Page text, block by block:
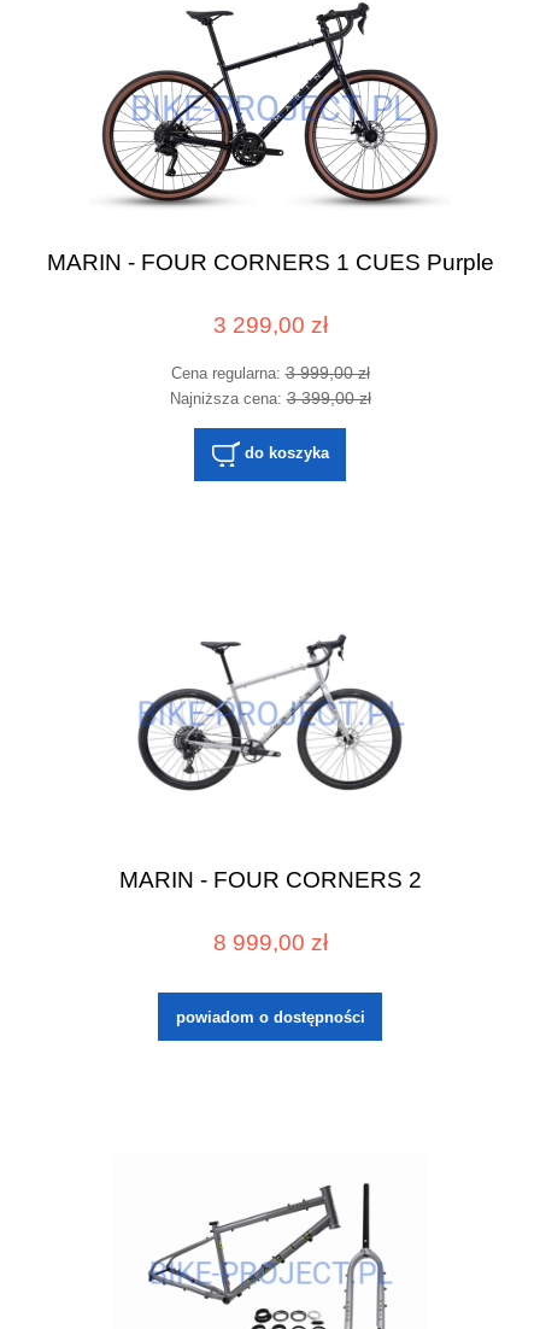
MARIN - FOUR CORNERS 1 CUES Purple
3 299,00 zł
Cena regularna:3 999,00 zł
Najniższa cena:3 399,00 zł
do koszyka
MARIN - FOUR CORNERS 2
8 999,00 zł
powiadom o dostępności